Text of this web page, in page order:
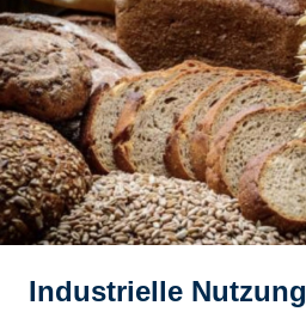
Industrielle Nutzung